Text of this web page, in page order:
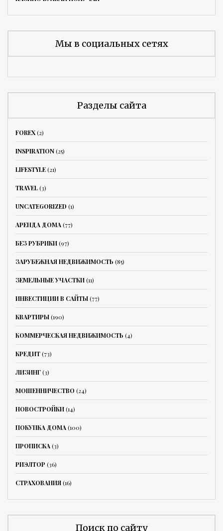
Мы в социальных сетях
Разделы сайта
FOREX(2)
INSPIRATION(25)
LIFESTYLE(21)
TRAVEL(3)
UNCATEGORIZED (1)
АРЕНДА ДОМА(77)
БЕЗ РУБРИКИ(97)
ЗАРУБЕЖНАЯ НЕДВИЖИМОСТЬ (85)
ЗЕМЕЛЬНЫЕ УЧАСТКИ(11)
ИНВЕСТИЦИИ В САЙТЫ(77)
КВАРТИРЫ(190)
КОММЕРЧЕСКАЯ НЕДВИЖИМОСТЬ (4)
КРЕДИТ(73)
ЛИЗИНГ(3)
МОШЕННИЧЕСТВО (24)
НОВОСТРОЙКИ(14)
ПОКУПКА ДОМА(100)
ПРОПИСКА(3)
РИЭЛТОР (36)
СТРАХОВАНИЯ(16)
Поиск по сайту